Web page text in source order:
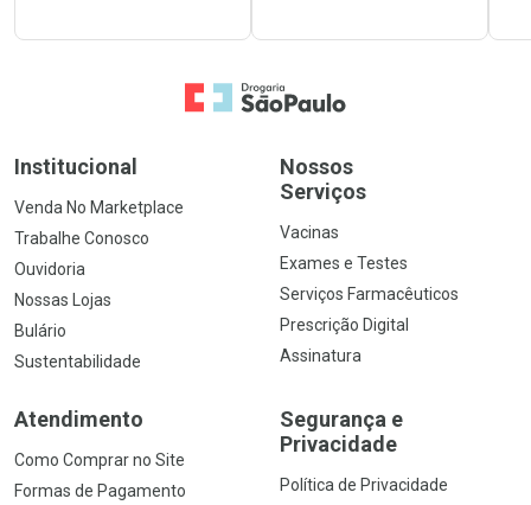
Ir para a Home
Institucional
Venda No Marketplace
Trabalhe Conosco
Ouvidoria
Nossas Lojas
Bulário
Sustentabilidade
Nossos
Serviços
Vacinas
Exames e Testes
Serviços Farmacêuticos
Prescrição Digital
Assinatura
Atendimento
Como Comprar no Site
Formas de Pagamento
Segurança e
Privacidade
Política de Privacidade